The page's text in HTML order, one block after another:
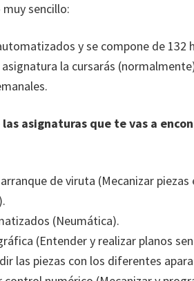
sencillo:
y se compone de 132
la cursarás
asignaturas que te vas a
de viruta (Mecanizar
(Neumática).
(Entender y realizar planos
las piezas con los diferentes